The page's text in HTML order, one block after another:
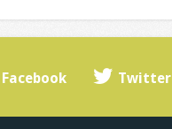
Facebook Twitter